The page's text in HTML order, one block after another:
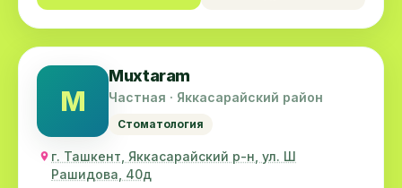
M
Muxtaram
Частная · Яккасарайский район
Стоматология
г. Ташкент, Яккасарайский р-н, ул. Ш
Рашидова, 40д